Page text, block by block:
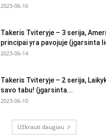
2023-06-16
Takeris Tviteryje – 3 serija,
principai yra pavojuje (įgarsinta
2023-06-14
Takeris Tviteryje – 2 serija,
savo tabu! (įgarsinta...
2023-06-10
Užkrauti daugiau